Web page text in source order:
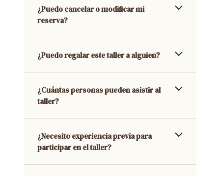
¿Puedo cancelar o modificar mi
reserva?
¿Puedo regalar este taller a alguien?
¿Cuántas personas pueden asistir al
taller?
¿Necesito experiencia previa para
participar en el taller?